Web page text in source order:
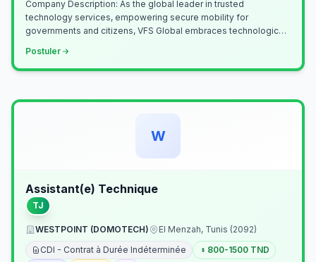
Company Description: As the global leader in trusted
technology services, empowering secure mobility for
governments and citizens, VFS Global embraces technological
Postuler
W
Assistant(e) Technique
TJ
WESTPOINT (DOMOTECH)
El Menzah, Tunis (2092)
CDI - Contrat à Durée Indéterminée
800-1500 TND